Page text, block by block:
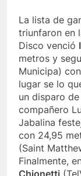
La lista de
triunfaron en
Disco venció
metros y
Municipa)
lugar se lo
un disparo
compañero
Jabalina
con 24,95
(Saint
Finalmente,